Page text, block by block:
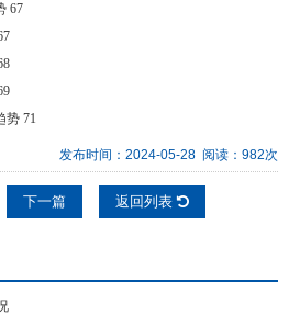
67
71
发布时间：2024-05-28 阅读：982次
下一篇 返回列表